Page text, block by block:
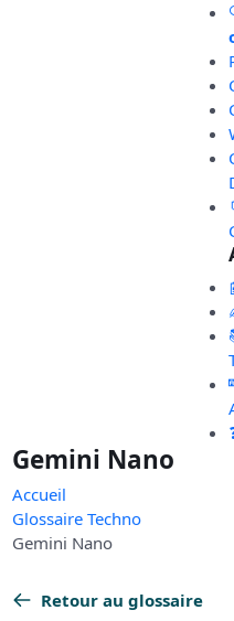
Gemini Nano
Accueil
Glossaire Techno
Gemini Nano
Retour au glossaire